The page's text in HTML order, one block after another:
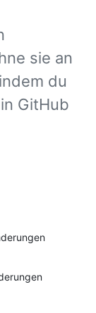
sie an
du
GitHub